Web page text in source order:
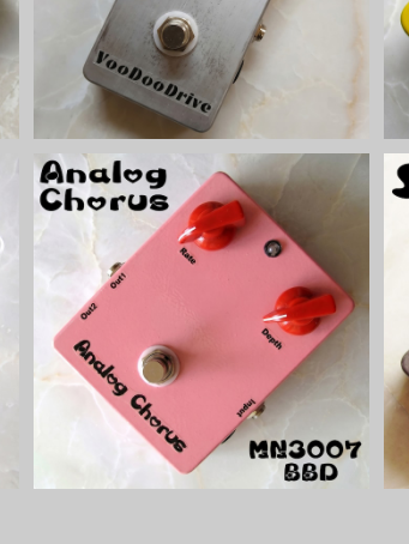
Analog Chorusアナログコーラスキ
ット【BASIC KIT】
¥9,800